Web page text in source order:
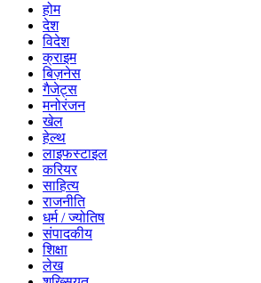
होम
देश
विदेश
क्राइम
बिज़नेस
गैजेट्स
मनोरंजन
खेल
हेल्थ
लाइफस्टाइल
करियर
साहित्य
राजनीति
धर्म / ज्योतिष
संपादकीय
शिक्षा
लेख